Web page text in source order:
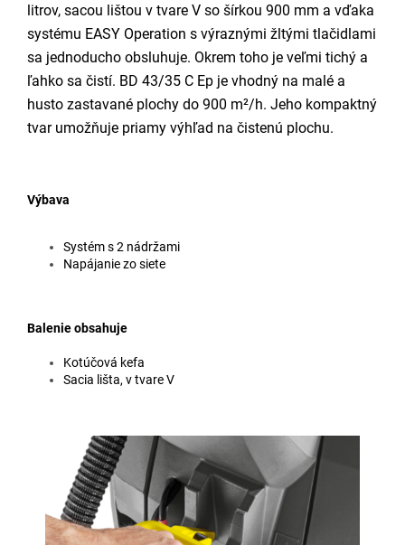
litrov, sacou lištou v tvare V so šírkou 900 mm a vďaka
systému EASY Operation s výraznými žltými tlačidlami
sa jednoducho obsluhuje. Okrem toho je veľmi tichý a
ľahko sa čistí. BD 43/35 C Ep je vhodný na malé a
husto zastavané plochy do 900 m²/h. Jeho kompaktný
tvar umožňuje priamy výhľad na čistenú plochu.
Výbava
Systém s 2 nádržami
Napájanie zo siete
Balenie obsahuje
Kotúčová kefa
Sacia lišta, v tvare V